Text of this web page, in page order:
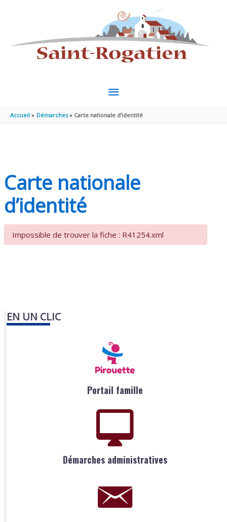
MENU
PRINCIPAL
Accueil Démarches Carte nationale d’identité
Carte nationale
d’identité
Impossible de trouver la fiche : R41254.xml
EN UN CLIC
Portail famille
Démarches administratives